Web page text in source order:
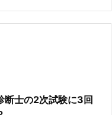
断士の2次試験に3回